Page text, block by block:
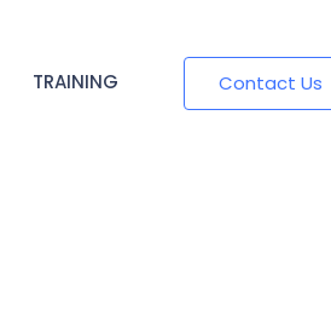
TRAINING Contact Us